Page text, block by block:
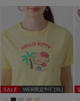
WEB限定ｻｲｽﾞ[3L]